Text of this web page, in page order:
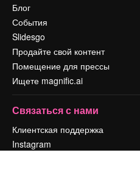
Блог
События
Slidesgo
Продайте свой контент
Помещение для прессы
Ищете magnific.ai
Связаться с нами
Клиентская поддержка
Instagram